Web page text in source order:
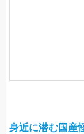
身近に潜む国産